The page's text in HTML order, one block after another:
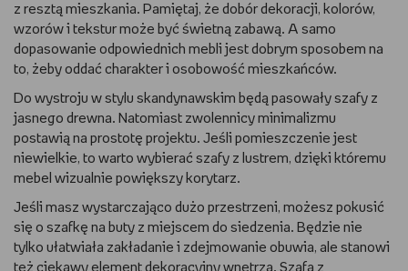
z resztą mieszkania. Pamiętaj, że dobór dekoracji, kolorów,
wzorów i tekstur może być świetną zabawą. A samo
dopasowanie odpowiednich mebli jest dobrym sposobem na
to, żeby oddać charakter i osobowość mieszkańców.
Do wystroju w stylu skandynawskim będą pasowały szafy z
jasnego drewna. Natomiast zwolennicy minimalizmu
postawią na prostotę projektu. Jeśli pomieszczenie jest
niewielkie, to warto wybierać szafy z lustrem, dzięki któremu
mebel wizualnie powiększy korytarz.
Jeśli masz wystarczająco dużo przestrzeni, możesz pokusić
się o szafkę na buty z miejscem do siedzenia. Będzie nie
tylko ułatwiała zakładanie i zdejmowanie obuwia, ale stanowi
też ciekawy element dekoracyjny wnętrza. Szafa z